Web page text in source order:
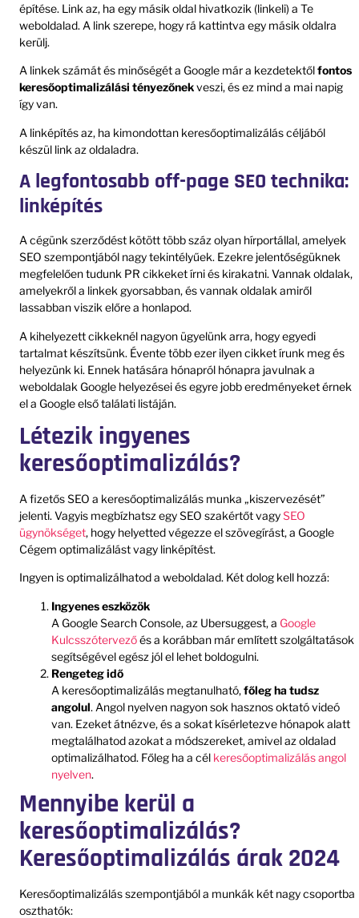
építése. Link az, ha egy másik oldal hivatkozik (linkeli) a Te
weboldalad. A link szerepe, hogy rá kattintva egy másik oldalra
kerülj.
A linkek számát és minőségét a Google már a kezdetektőlfontos
keresőoptimalizálási tényezőnekveszi, és ez mind a mai napig
így van.
A linképítés az, ha kimondottan keresőoptimalizálás céljából
készül link az oldaladra.
A legfontosabb off-page SEO technika:
linképítés
A cégünk szerződést kötött több száz olyan hírportállal, amelyek
SEO szempontjából nagy tekintélyűek. Ezekre jelentőségüknek
megfelelően tudunk PR cikkeket írni és kirakatni. Vannak oldalak,
amelyekről a linkek gyorsabban, és vannak oldalak amiről
lassabban viszik előre a honlapod.
A kihelyezett cikkeknél nagyon ügyelünk arra, hogy egyedi
tartalmat készítsünk. Évente több ezer ilyen cikket írunk meg és
helyezünk ki. Ennek hatására hónapról hónapra javulnak a
weboldalak Google helyezései és egyre jobb eredményeket érnek
el a Google első találati listáján.
Létezik ingyenes
keresőoptimalizálás?
A fizetős SEO a keresőoptimalizálás munka „kiszervezését”
jelenti. Vagyis megbízhatsz egy SEO szakértőt vagySEO
ügynökséget, hogy helyetted végezze el szövegírást, a Google
Cégem optimalizálást vagy linképítést.
Ingyen is optimalizálhatod a weboldalad. Két dolog kell hozzá:
Ingyenes eszközök
A Google Search Console, az Ubersuggest, a Google
Kulcsszótervezőés a korábban már említett szolgáltatások
segítségével egész jól el lehet boldogulni.
Rengeteg idő
A keresőoptimalizálás megtanulható,főleg ha tudsz
angolul. Angol nyelven nagyon sok hasznos oktató videó
van. Ezeket átnézve, és a sokat kísérletezve hónapok alatt
megtalálhatod azokat a módszereket, amivel az oldalad
optimalizálhatod. Főleg ha a cél keresőoptimalizálás angol
nyelven.
Mennyibe kerül a
keresőoptimalizálás?
Keresőoptimalizálás árak 2024
Keresőoptimalizálás szempontjából a munkák két nagy csoportba
oszthatók: